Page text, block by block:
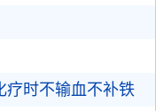
疗时不输血不补铁